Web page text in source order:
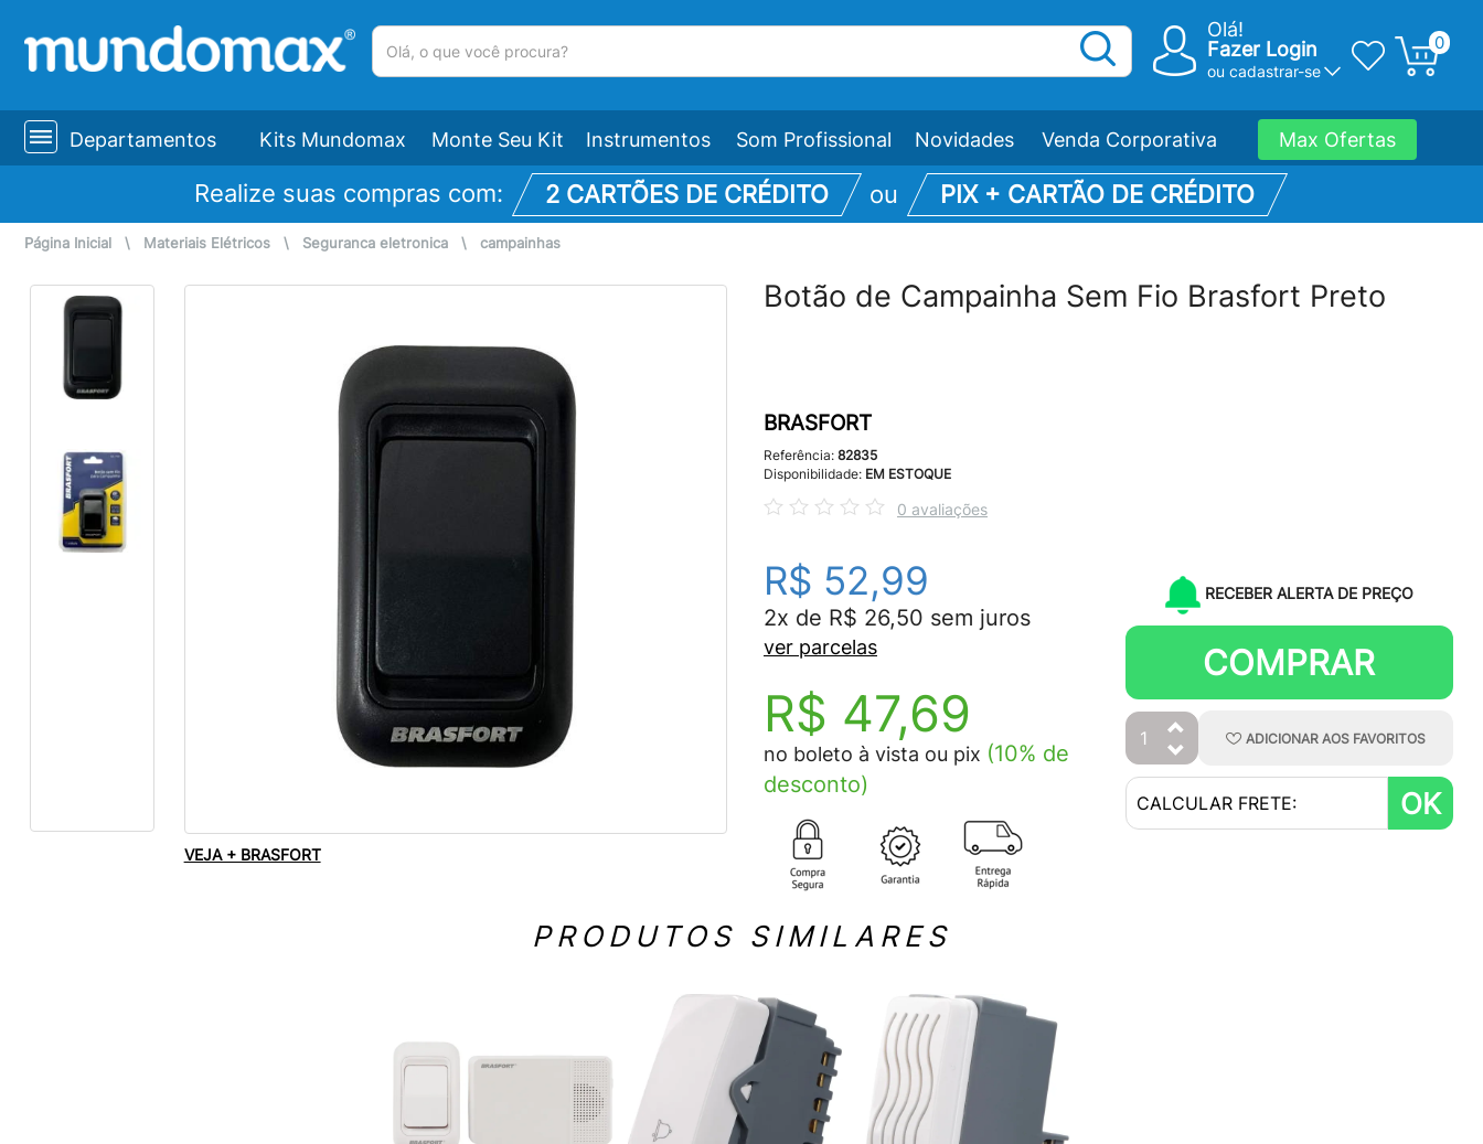
Olá!
Fazer Login
ou cadastrar-se
0
Departamentos Kits Mundomax Monte Seu Kit Instrumentos Som Profissional Novidades Venda Corporativa Max Ofertas
Realize suas compras com: 2 CARTÕES DE CRÉDITO ou PIX + CARTÃO DE CRÉDITO
Página Inicial \ Materiais Elétricos \ Seguranca eletronica \ campainhas
VEJA + BRASFORT
Botão de Campainha Sem Fio Brasfort Preto
BRASFORT
Referência: 82835
Disponibilidade: EM ESTOQUE
0 avaliações
R$ 52,99
2x de R$ 26,50 sem juros
ver parcelas
R$ 47,69
no boleto à vista ou pix (10% de
desconto)
RECEBER ALERTA DE PREÇO
COMPRAR
ADICIONAR AOSFAVORITOS
OK
PRODUTOS SIMILARES